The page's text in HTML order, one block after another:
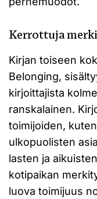
Kerrottuja
Kirjan toiseen
Belonging,
kirjoittajista
ranskalainen.
toimijoiden,
ulkopuolisten
lasten ja
kotipaikan
luova toimijuus